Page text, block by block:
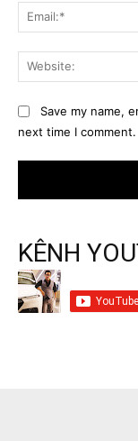
Save my name,
next time I comment.
KÊNH